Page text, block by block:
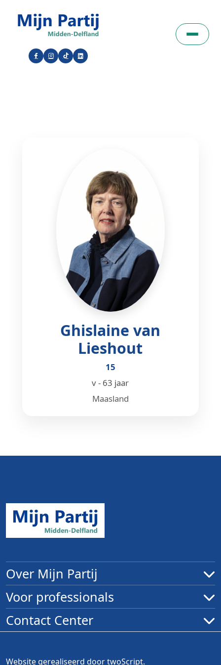
Ghislaine van
Lieshout
15
v - 63 jaar
Maasland
Over Mijn Partij
Voor professionals
Contact Center
Website gerealiseerd doortwoScript.